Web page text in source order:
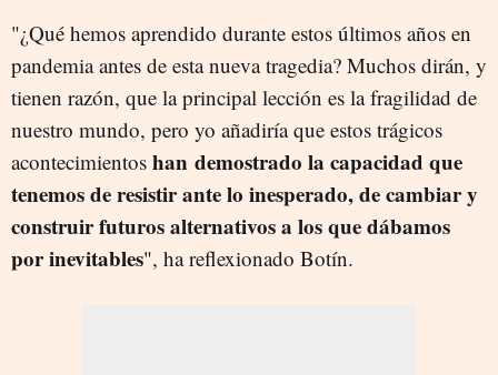
"¿Qué hemos aprendido durante estos últimos años en
pandemia antes de esta nueva tragedia? Muchos dirán, y
tienen razón, que la principal lección es la fragilidad de
nuestro mundo, pero yo añadiría que estos trágicos
acontecimientos han demostrado la capacidad que
tenemos de resistir ante lo inesperado, de cambiar y
construir futuros alternativos a los que dábamos
por inevitables", ha reflexionado Botín.